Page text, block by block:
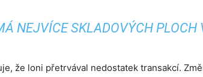
NEJVÍCE SKLADOVÝCH PLOCH
že loni přetrvával nedostatek transakcí.